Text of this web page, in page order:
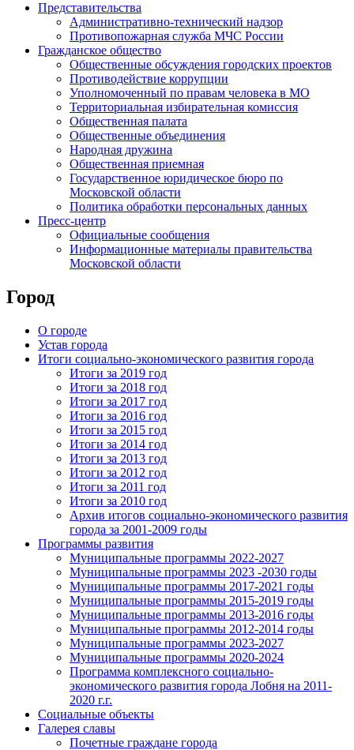
Представительства
Административно-технический надзор
Противопожарная служба МЧС России
Гражданское общество
Общественные обсуждения городских проектов
Противодействие коррупции
Уполномоченный по правам человека в МО
Территориальная избирательная комиссия
Общественная палата
Общественные объединения
Народная дружина
Общественная приемная
Государственное юридическое бюро по
Московской области
Политика обработки персональных данных
Пресс-центр
Официальные сообщения
Информационные материалы правительства
Московской области
Город
О городе
Устав города
Итоги социально-экономического развития города
Итоги за 2019 год
Итоги за 2018 год
Итоги за 2017 год
Итоги за 2016 год
Итоги за 2015 год
Итоги за 2014 год
Итоги за 2013 год
Итоги за 2012 год
Итоги за 2011 год
Итоги за 2010 год
Архив итогов социально-экономического развития
города за 2001-2009 годы
Программы развития
Муниципальные программы 2022-2027
Муниципальные программы 2023 -2030 годы
Муниципальные программы 2017-2021 годы
Муниципальные программы 2015-2019 годы
Муниципальные программы 2013-2016 годы
Муниципальные программы 2012-2014 годы
Муниципальные программы 2023-2027
Муниципальные программы 2020-2024
Программа комплексного социально-
экономического развития города Лобня на 2011-
2020 г.г.
Социальные объекты
Галерея славы
Почетные граждане города